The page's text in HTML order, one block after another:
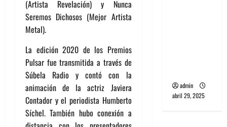
(Artista Revelación) y Nunca
Seremos Dichosos (Mejor Artista
Metal).
La edición 2020 de los Premios
Pulsar fue transmitida a través de
Súbela Radio y contó con la
animación de la actriz Javiera
Contador y el periodista Humberto
Síchel. También hubo conexión a
admin
abril 29, 2025